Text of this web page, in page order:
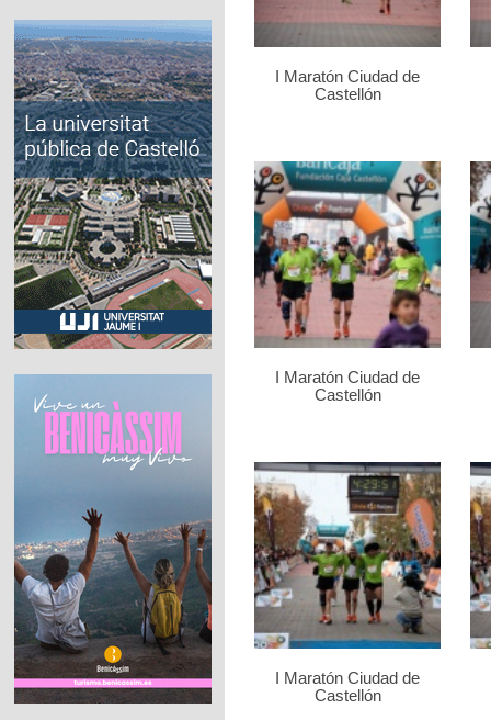
I Maratón Ciudad de
Castellón
I Maratón Ciudad de
Castellón
I Maratón Ciudad de
Castellón